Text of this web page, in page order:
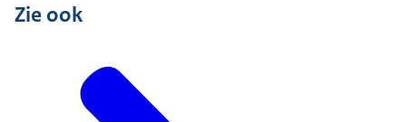
Zie ook